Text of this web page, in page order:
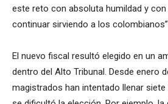
este reto con absoluta humildad y
continuar sirviendo a los
El nuevo fiscal resultó elegido en un
dentro del Alto Tribunal. Desde enero
magistrados han intentado llenar